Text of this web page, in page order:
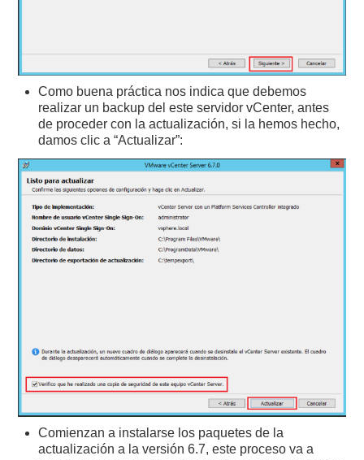
Como buena práctica nos indica que debemos
realizar un backup del este servidor vCenter, antes
de proceder con la actualización, si la hemos hecho,
damos clic a “Actualizar”:
Comienzan a instalarse los paquetes de la
actualización a la versión 6.7, este proceso va a